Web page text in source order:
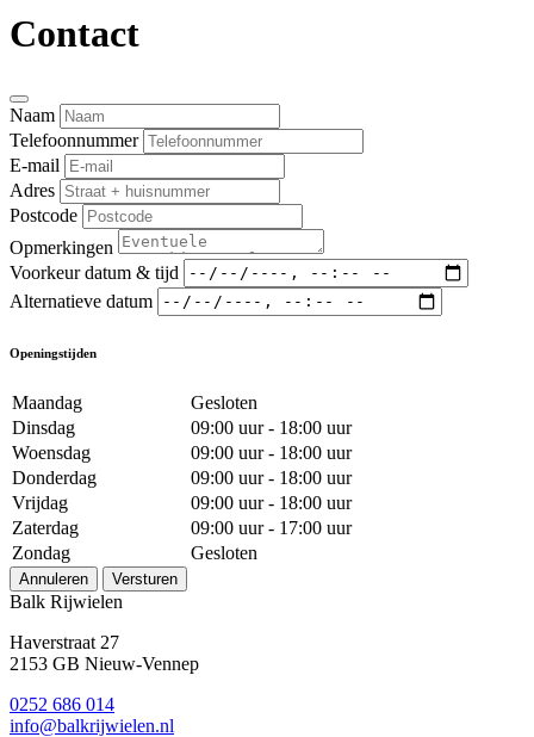
Contact
Naam
Telefoonnummer
E-mail
Adres
Postcode
Opmerkingen
Voorkeur datum & tijd
Alternatieve datum
Openingstijden
Maandag
Gesloten
Dinsdag
09:00 uur - 18:00 uur
Woensdag
09:00 uur - 18:00 uur
Donderdag
09:00 uur - 18:00 uur
Vrijdag
09:00 uur - 18:00 uur
Zaterdag
09:00 uur - 17:00 uur
Zondag
Gesloten
Annuleren Versturen
Balk Rijwielen
Haverstraat 27
2153 GB Nieuw-Vennep
0252 686 014
info@balkrijwielen.nl